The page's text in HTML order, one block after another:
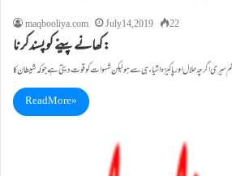
maqbooliya.com
July 14, 2019 22
کھانے پینے کوپسندکرنا:
Read More »